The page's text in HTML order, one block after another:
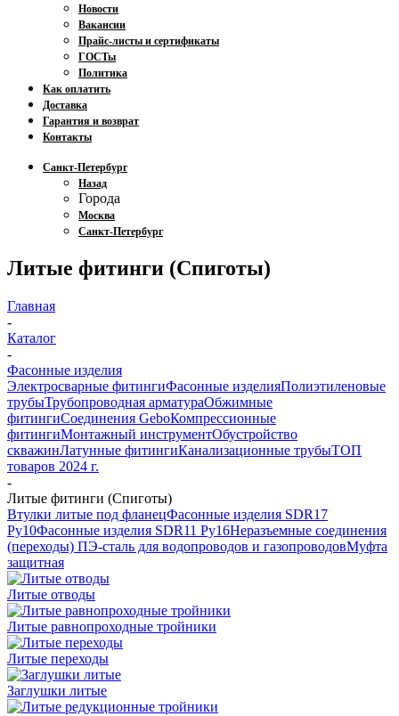
Новости
Вакансии
Прайс-листы и сертификаты
ГОСТы
Политика
Как оплатить
Доставка
Гарантия и возврат
Контакты
Санкт-Петербург
Назад
Города
Москва
Санкт-Петербург
Литые фитинги (Спиготы)
Главная
-
Каталог
-
Фасонные изделия
Электросварные фитингиФасонные изделияПолиэтиленовые
трубыТрубопроводная арматураОбжимные
фитингиСоединения GeboКомпрессионные
фитингиМонтажный инструментОбустройство
скважинЛатунные фитингиКанализационные трубыТОП
товаров 2024 г.
-
Литые фитинги (Спиготы)
Втулки литые под фланецФасонные изделия SDR17
Ру10Фасонные изделия SDR11 Ру16Неразъемные соединения
(переходы) ПЭ-сталь для водопроводов и газопроводовМуфта
защитная
Литые отводы
Литые равнопроходные тройники
Литые переходы
Заглушки литые